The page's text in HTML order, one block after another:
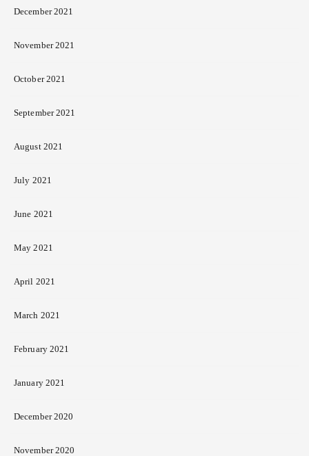
December 2021
November 2021
October 2021
September 2021
August 2021
July 2021
June 2021
May 2021
April 2021
March 2021
February 2021
January 2021
December 2020
November 2020